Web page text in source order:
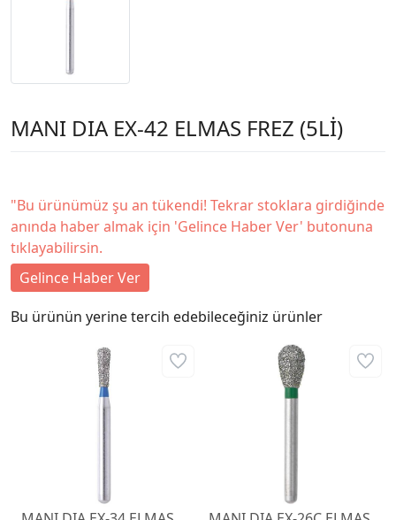
MANI DIA EX-42 ELMAS FREZ (5Lİ)
"Bu ürünümüz şu an tükendi! Tekrar stoklara girdiğinde
anında haber almak için 'Gelince Haber Ver' butonuna
tıklayabilirsin.
Gelince Haber Ver
Bu ürünün yerine tercih edebileceğiniz ürünler